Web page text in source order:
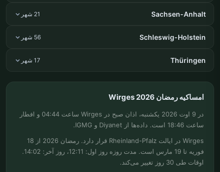
Sachsen-Anhalt 21 شهر
Schleswig-Holstein 56 شهر
Thüringen 17 شهر
امساکیه رمضان Wirges 2026
در 9 اوت 2026 یکشنبه، اذان صبح در Wirges ساعت 04:44 و افطار
ساعت 18:46 است. داده‌ها از Diyanet و IGMG.
Wirges در ایالت Rheinland-Pfalz قرار دارد. رمضان 2026 از 18
فوریه تا 19 مارس است. مدت روزه روز اول: 12:11، روز آخر: 14:02.
اوقات طی 30 روز تغییر می‌کند.